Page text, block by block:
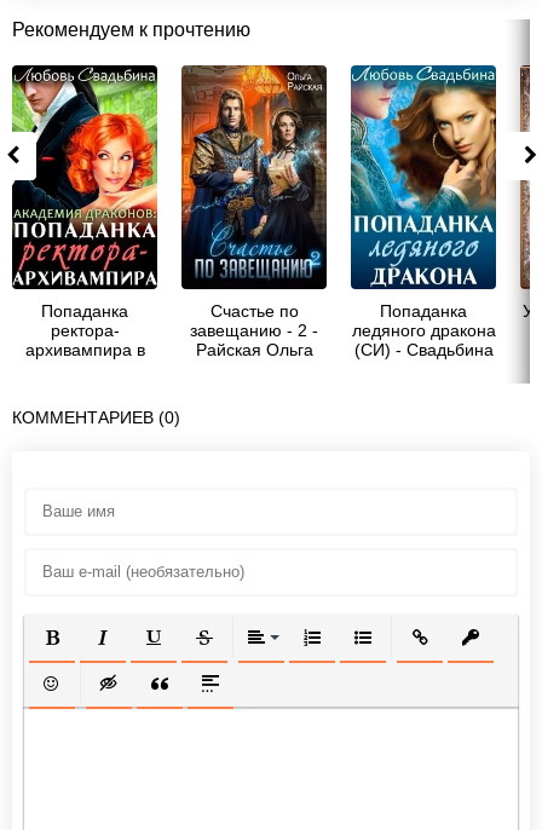
Рекомендуем к прочтению
Попаданка
ректора-
архивампира в
Свадьбина
Любовь
Счастье по
завещанию - 2 -
Райская Ольга
Попаданка
ледяного дракона
(СИ) - Свадьбина
КОММЕНТАРИЕВ (0)
ПОЛУЖИРНЫЙ
КУРСИВПОДЧЕРКНУТЫЙ
ЗАЧЕРКНУТЫЙВЫРАВНИВАНИЕ
НУМЕРОВАННЫЙ СПИСОК
МАРКИРОВАННЫЙ
ВСТАВИТЬ
ВСТАВИТЬ СМАЙЛИК
ВСТАВКА СКРЫТОГО ТЕКСТА
ВСТАВКА ЦИТАТЫ
ВСТАВКА СПОЙЛЕРА